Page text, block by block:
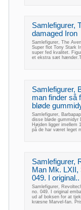
Samlefigurer,
damaged Iron
Samlefigurer, The
Super flot Tony Stark
super fed kvalitet.
et ekstra sæt
Samlefigurer,
man finder så
bløde
Samlefigurer,
disse bløde gummidyr
Højden ligger imellem
på de har været leget
Samlefigurer,
Man Mk. LXII,
049. I original..
Samlefigurer,
no. 049. I original
ud af boksen for at
kræsne Marvel-fan.